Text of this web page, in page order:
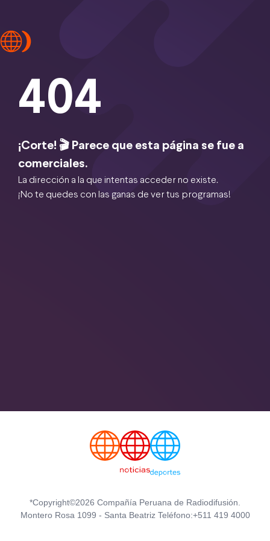
404
¡Corte! 🎬 Parece que esta página se fue a
comerciales.
La dirección a la que intentas acceder no existe.
¡No te quedes con las ganas de ver tus programas!
*Copyright©2026 Compañía Peruana de Radiodifusión.
Montero Rosa 1099 - Santa Beatriz Teléfono:+511 419 4000